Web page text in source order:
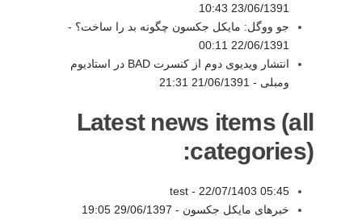
23/06/1391 10:43
جو ووگل: مایکل جکسون چگونه بد را ساخت؟ -
22/06/1391 00:11
انتشار ویدیوی دوم از کنسرت BAD در استادیوم
ومبلی - 21/06/1391 21:31
Latest news items (all
categories):
test - 22/07/1403 05:45
خبرهای مایکل جکسون - 29/06/1397 19:05